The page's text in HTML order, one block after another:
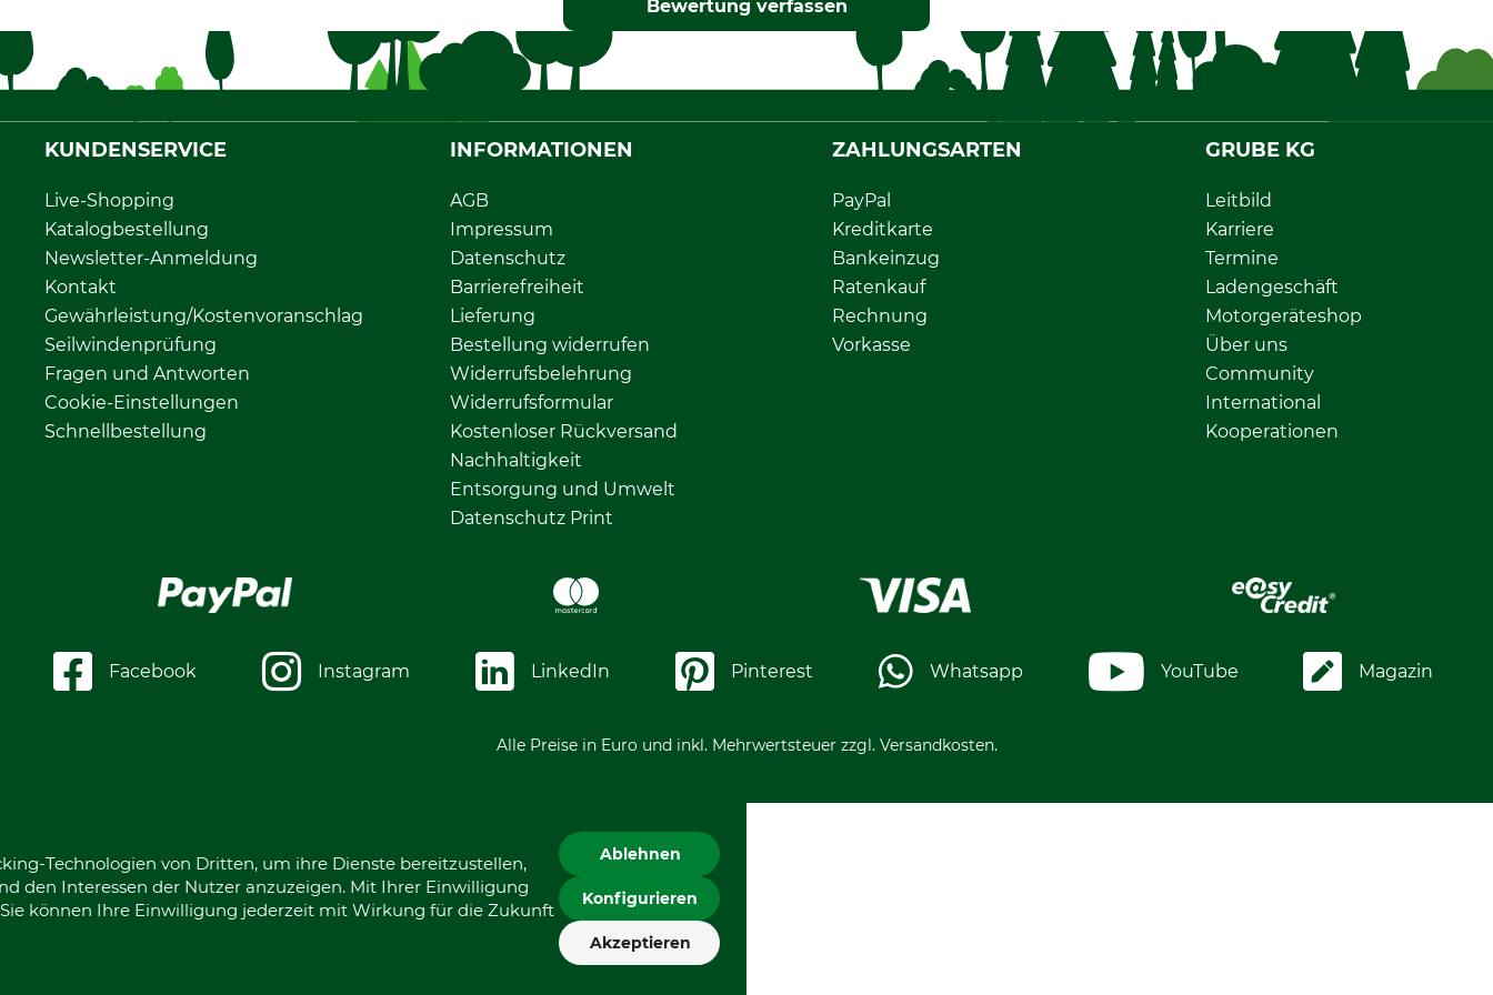
Bewertung verfassen
KUNDENSERVICE
Live-Shopping
Katalogbestellung
Newsletter-Anmeldung
Kontakt
Gewährleistung/Kostenvoranschlag
Seilwindenprüfung
Fragen und Antworten
Cookie-Einstellungen
Schnellbestellung
INFORMATIONEN
AGB
Impressum
Datenschutz
Barrierefreiheit
Lieferung
Bestellung widerrufen
Widerrufsbelehrung
Widerrufsformular
Kostenloser Rückversand
Nachhaltigkeit
Entsorgung und Umwelt
Datenschutz Print
ZAHLUNGSARTEN
PayPal
Kreditkarte
Bankeinzug
Ratenkauf
Rechnung
Vorkasse
GRUBE KG
Leitbild
Karriere
Termine
Ladengeschäft
Motorgeräteshop
Über uns
Community
International
Kooperationen
Facebook Instagram LinkedIn Pinterest Whatsapp YouTube Magazin
Alle Preise in Euro und inkl. Mehrwertsteuer zzgl. Versandkosten.
Technologien von Dritten, um ihre Dienste bereitzustellen,
den Interessen der Nutzer anzuzeigen. Mit Ihrer Einwilligung
können Ihre Einwilligung jederzeit mit Wirkung für die Zukunft
Ablehnen
Konfigurieren
Akzeptieren